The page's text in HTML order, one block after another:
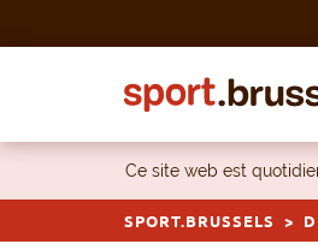
Ce site web est
SPORT.BRUSSELS